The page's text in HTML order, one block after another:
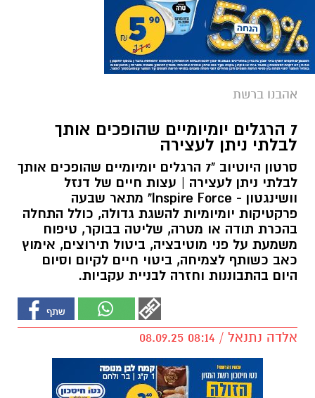
אהבנו ברשת
7 הרגלים יומיומיים שהופכים אותך
לבלתי ניתן לעצירה
סרטון היוטיוב "7 הרגלים יומיומיים שהופכים אותך
לבלתי ניתן לעצירה | עצות חיים של דנזל
וושינגטון - Inspire Force" מתאר שבעה
פרקטיקות יומיומיות להשגת גדולה, כולל התחלה
בהכרת תודה או מטרה, שליטה בבוקר, טיפוח
משמעת על פני מוטיבציה, ביטול תירוצים, אימוץ
כאב כשותף לצמיחה, ביטוי חיים לקיום וסיום
היום בהתבוננות וחזרה לבניית עקביות.
אלדה נתנאל / 08:14 08.09.25